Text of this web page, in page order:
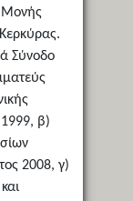
Μονής
Σύνοδο
1999, β)
2008, γ)